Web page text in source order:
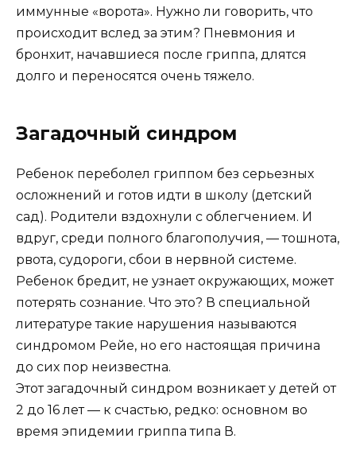
иммунные «ворота». Нужно ли говорить, что
происходит вслед за этим? Пневмония и
бронхит, начавшиеся после гриппа, длятся
долго и переносятся очень тяжело.
Загадочный синдром
Ребенок переболел гриппом без серьезных
осложнений и готов идти в школу (детский
сад). Родители вздохнули с облегчением. И
вдруг, среди полного благополучия, — тошнота,
рвота, судороги, сбои в нервной системе.
Ребенок бредит, не узнает окружающих, может
потерять сознание. Что это? В специальной
литературе такие нарушения называются
синдромом Рейе, но его настоящая причина
до сих пор неизвестна.
Этот загадочный синдром возникает у детей от
2 до 16 лет — к счастью, редко: основном во
время эпидемии гриппа типа В.